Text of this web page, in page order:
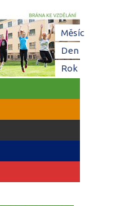
Měsíc
Den(aktivní
Rok